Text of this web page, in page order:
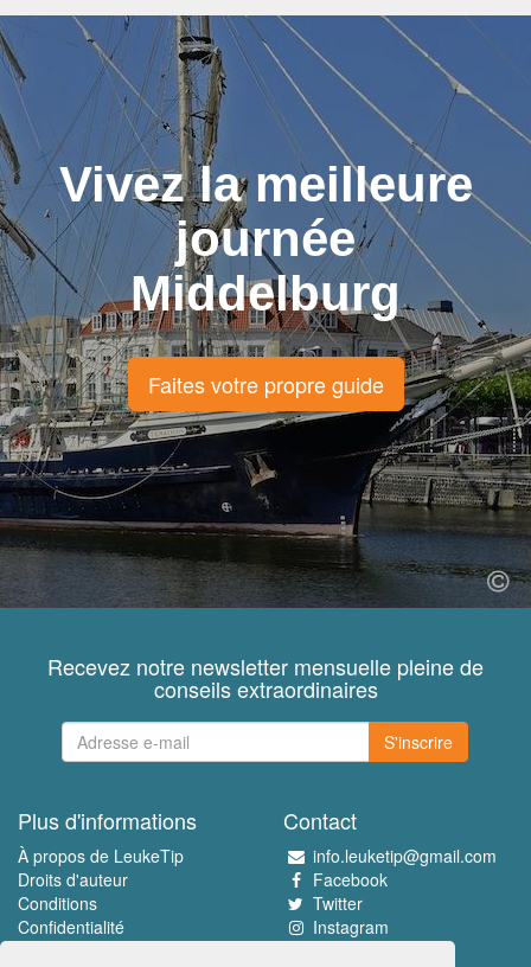
Vivez la meilleure
journée
Middelburg
Faites votre propre guide
Recevez notre newsletter mensuelle pleine de
conseils extraordinaires
S'inscrire
Plus d'informations
À propos de LeukeTip
Droits d'auteur
Conditions
Confidentialité
Contact
info.leuketip@gmail.com
Facebook
Twitter
Instagram